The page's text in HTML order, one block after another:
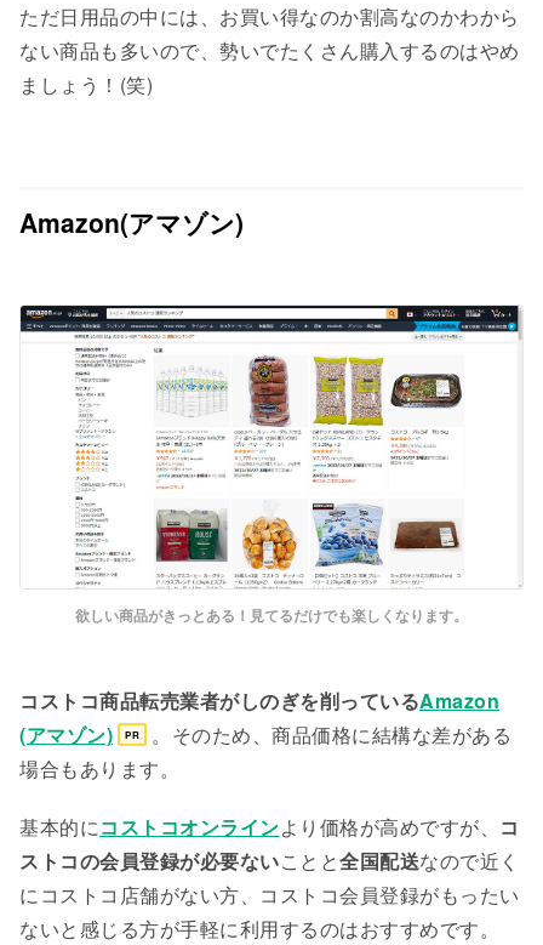
ただ日用品の中には、お買い得なのか割高なのかわから
ない商品も多いので、勢いでたくさん購入するのはやめ
ましょう！(笑)
Amazon(アマゾン)
欲しい商品がきっとある！見てるだけでも楽しくなります。
コストコ商品転売業者がしのぎを削っているAmazon
(アマゾン)
PR
。そのため、商品価格に結構な差がある
場合もあります。
基本的にコストコオンラインより価格が高めですが、 コ
ストコの会員登録が必要ないことと全国配送なので近く
にコストコ店舗がない方、コストコ会員登録がもったい
ないと感じる方が手軽に利用するのはおすすめです。